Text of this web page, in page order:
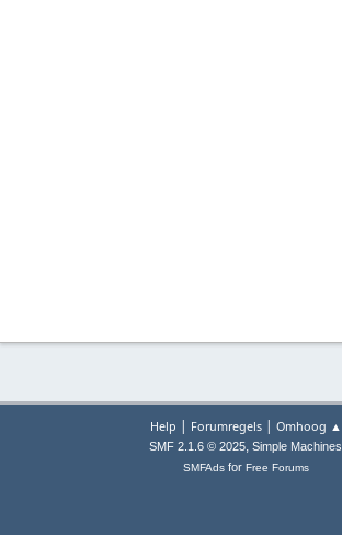
Help | Forumregels| Omhoog ▲
SMF 2.1.6 © 2025, Simple Machines
SMFAdsfor Free Forums